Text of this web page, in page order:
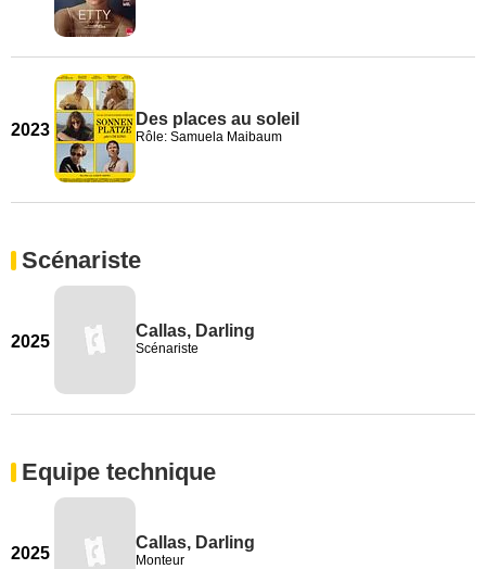
2023
Des places au soleil
Rôle: Samuela Maibaum
Scénariste
2025
Callas, Darling
Scénariste
Equipe technique
2025
Callas, Darling
Monteur